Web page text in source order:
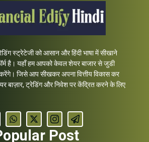
स्ट्रेटेजी को आसान और हिंदी भाषा में सीखाने
है। यहाँ हम आपको केवल शेयर बाजार से जुडी
करेंगे। जिसे आप सीखकर अपना वित्तीय विकास कर
बाज़ार, ट्रेडिंग और निवेश पर केंद्रित करने के लिए
Post